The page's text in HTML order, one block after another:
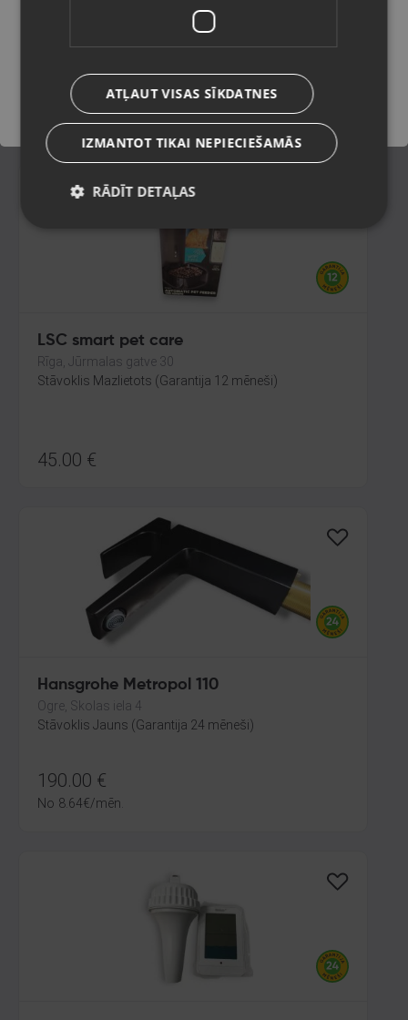
Stāvoklis Jauns (Garantija 24 mēneši)
150.00 €
6.82€/mēn.
LSC smart pet care
Rīga, Jūrmalas gatve 30
Stāvoklis Mazlietots (Garantija 12 mēneši)
45.00 €
Hansgrohe Metropol 110
Ogre, Skolas iela 4
Stāvoklis Jauns (Garantija 24 mēneši)
190.00 €
No 8.64€/mēn.
Saglabāt
ATĻAUT VISAS SĪKDATNES
IZMANTOT TIKAI NEPIECIEŠAMĀS
RĀDĪT DETAĻAS